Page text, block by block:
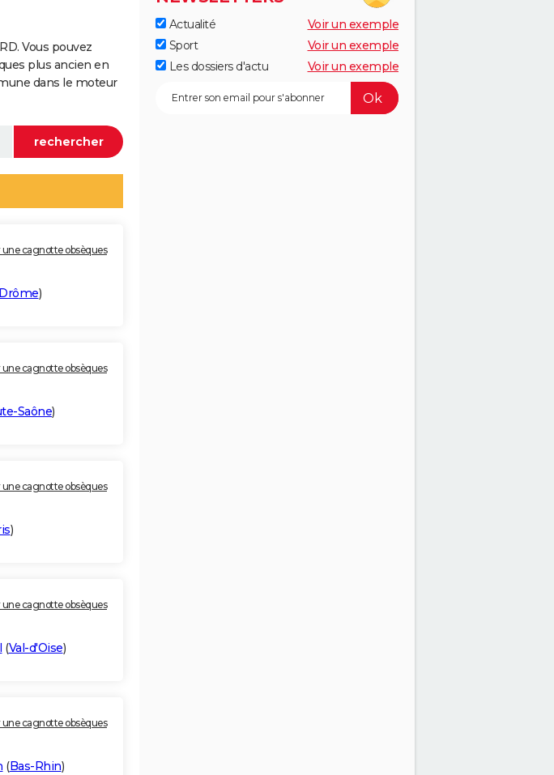
Vous pouvez
plus ancien en
dans le moteur
une cagnotte obsèques
)
une cagnotte obsèques
Saône)
une cagnotte obsèques
)
une cagnotte obsèques
(Val-d'Oise)
une cagnotte obsèques
(Bas-Rhin)
Actualité
Voir un exemple
Sport
Voir un exemple
Les dossiers d'actu
Voir un exemple